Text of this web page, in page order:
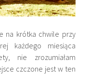
na krótka chwile przy
każdego miesiąca
nie zrozumiałam
czczone jest w ten